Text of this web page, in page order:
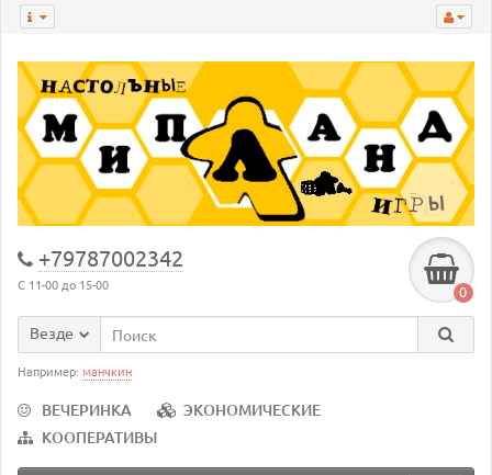
+79787002342
С 11-00 до 15-00 0
Везде
Например: манчкин
ВЕЧЕРИНКА
ЭКОНОМИЧЕСКИЕ
КООПЕРАТИВЫ